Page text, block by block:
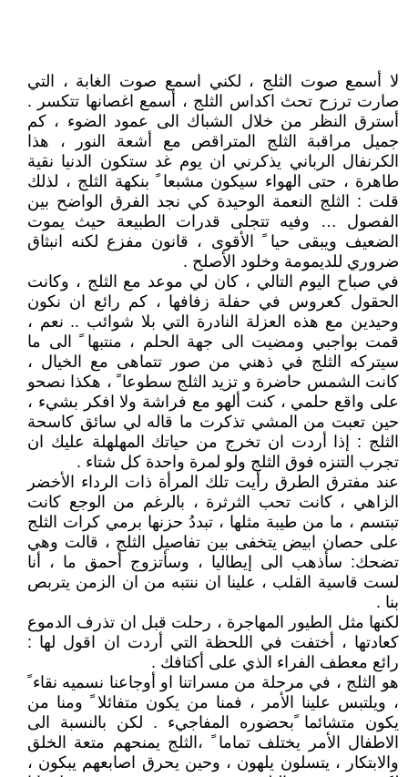
لا أسمع صوت الثلج ، لكني اسمع صوت الغابة ، التي
صارت ترزح تحث اكداس الثلج ، أسمع اغصانها تتكسر .
أسترق النظر من خلال الشباك الى عمود الضوء ، كم
جميل مراقبة الثلج المتراقص مع أشعة النور ، هذا
الكرنفال الرباني يذكرني ان يوم غد ستكون الدنيا نقية
طاهرة ، حتى الهواء سيكون مشبعا ً بنكهة الثلج ، لذلك
قلت : الثلج النعمة الوحيدة كي نجد الفرق الواضح بين
الفصول … وفيه تتجلى قدرات الطبيعة حيث يموت
الضعيف ويبقى حيا ً الأقوى ، قانون مفزع لكنه انبثاق
ضروري للديمومة وخلود الأصلح .
في صباح اليوم التالي ، كان لي موعد مع الثلج ، وكانت
الحقول كعروس في حفلة زفافها ، كم رائع ان نكون
وحيدين مع هذه العزلة النادرة التي بلا شوائب .. نعم ،
قمت بواجبي ومضيت الى جهة الحلم ، منتبها ً الى ما
سيتركه الثلج في ذهني من صور تتماهى مع الخيال ،
كانت الشمس حاضرة و تزيد الثلج سطوعا ً ، هكذا نصحو
على واقع حلمي ، كنت ألهو مع فراشة ولا افكر بشيء ،
حين تعبت من المشي تذكرت ما قاله لي سائق كاسحة
الثلج : إذا أردت ان تخرج من حياتك المهلهلة عليك ان
تجرب التنزه فوق الثلج ولو لمرة واحدة كل شتاء .
عند مفترق الطرق رأيت تلك المرأة ذات الرداء الأخضر
الزاهي ، كانت تحب الثرثرة ، بالرغم من الوجع كانت
تبتسم ، ما من طيبة مثلها ، تبددُ حزنها برمي كرات الثلج
على حصان ابيض يتخفى بين تفاصيل الثلج ، قالت وهي
تضحك: سأذهب الى إيطاليا ، وسأتزوج أحمق ما ، أنا
لست قاسية القلب ، علينا ان ننتبه من ان الزمن يتربص
بنا .
لكنها مثل الطيور المهاجرة ، رحلت قبل ان تذرف الدموع
كعادتها ، أختفت في اللحظة التي أردت ان اقول لها :
رائع معطف الفراء الذي على أكتافك .
هو الثلج ، في مرحلة من مسراتنا او أوجاعنا نسميه نقاء ً
، ويلتبس علينا الأمر ، فمنا من يكون متفائلا ً ومنا من
يكون متشائما ًبحضوره المفاجيء . لكن بالنسبة الى
الاطفال الأمر يختلف تماما ً ،الثلج يمنحهم متعة الخلق
والابتكار ، يتسلون يلهون ، وحين يحرق اصابعهم يبكون ،